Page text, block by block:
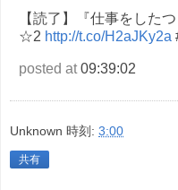
【読了】『仕事をした
☆2 http://t.co/H2aJKy2a
posted at09:39:02
Unknown 時刻: 3:00
共有